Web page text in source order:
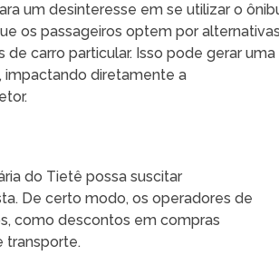
um desinteresse em se utilizar o
os passageiros optem por
carro particular. Isso pode gerar uma
impactando diretamente a
do Tietê possa suscitar
De certo modo, os operadores de
como descontos em compras
transporte.